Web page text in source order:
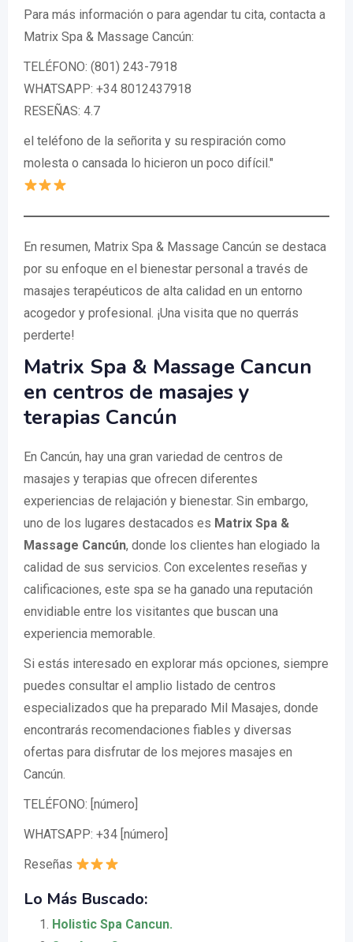
Para más información o para agendar tu cita, contacta a
Matrix Spa & Massage Cancún:
TELÉFONO: (801) 243-7918
WHATSAPP: +34 8012437918
RESEÑAS: 4.7
el teléfono de la señorita y su respiración como
molesta o cansada lo hicieron un poco difícil."
En resumen, Matrix Spa & Massage Cancún se destaca
por su enfoque en el bienestar personal a través de
masajes terapéuticos de alta calidad en un entorno
acogedor y profesional. ¡Una visita que no querrás
perderte!
Matrix Spa & Massage Cancun
en centros de masajes y
terapias Cancún
En Cancún, hay una gran variedad de centros de
masajes y terapias que ofrecen diferentes
experiencias de relajación y bienestar. Sin embargo,
uno de los lugares destacados es Matrix Spa &
Massage Cancún, donde los clientes han elogiado la
calidad de sus servicios. Con excelentes reseñas y
calificaciones, este spa se ha ganado una reputación
envidiable entre los visitantes que buscan una
experiencia memorable.
Si estás interesado en explorar más opciones, siempre
puedes consultar el amplio listado de centros
especializados que ha preparado Mil Masajes, donde
encontrarás recomendaciones fiables y diversas
ofertas para disfrutar de los mejores masajes en
Cancún.
TELÉFONO: [número]
WHATSAPP: +34 [número]
Reseñas
Lo Más Buscado:
Holistic Spa Cancun.